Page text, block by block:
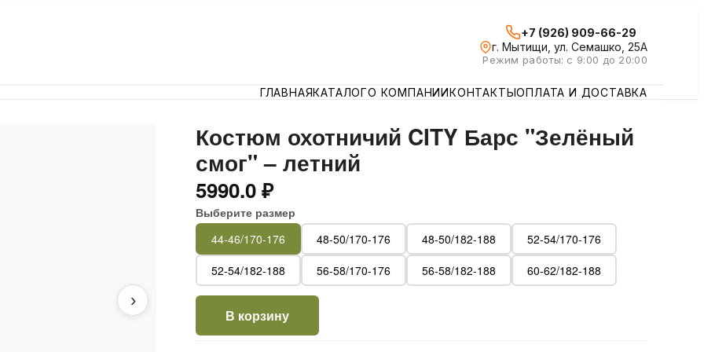
+7 (926) 909-66-29
г. Мытищи, ул. Семашко, 25А
Режим работы: с 9:00 до 20:00
ГЛАВНАЯКАТАЛОГО КОМПАНИИКОНТАКТЫОПЛАТА И ДОСТАВКА
›
Костюм охотничий CITY Барс "Зелёный
смог" – летний
5990.0 ₽
Выберите размер
44-46/170-176
48-50/170-176 48-50/182-188
52-54/170-176
52-54/182-188
56-58/170-176 56-58/182-188 60-62/182-188
В корзину